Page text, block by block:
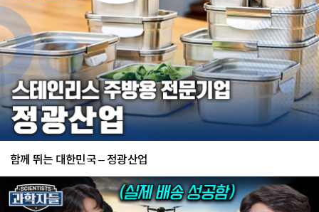
함께 뛰는 대한민국 – 정광산업